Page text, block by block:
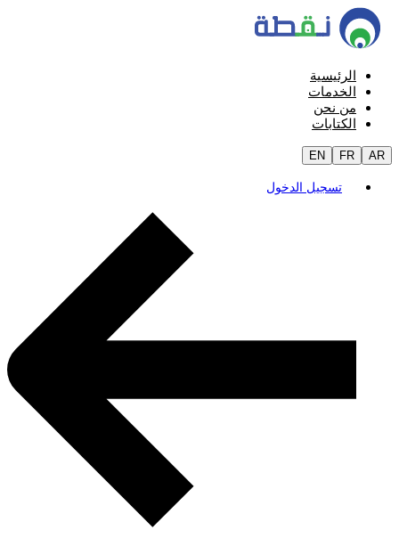
الرئيسية
الخدمات
من نحن
الكتابات
EN FR AR
تسجيل الدخول